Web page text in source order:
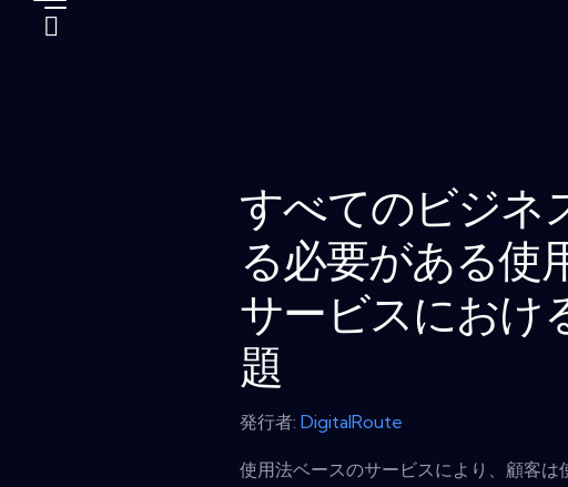
すべてのビジネ
る必要がある使
サービスにおけ
題
発行者:DigitalRoute
使用法ベースのサービスにより、顧客は